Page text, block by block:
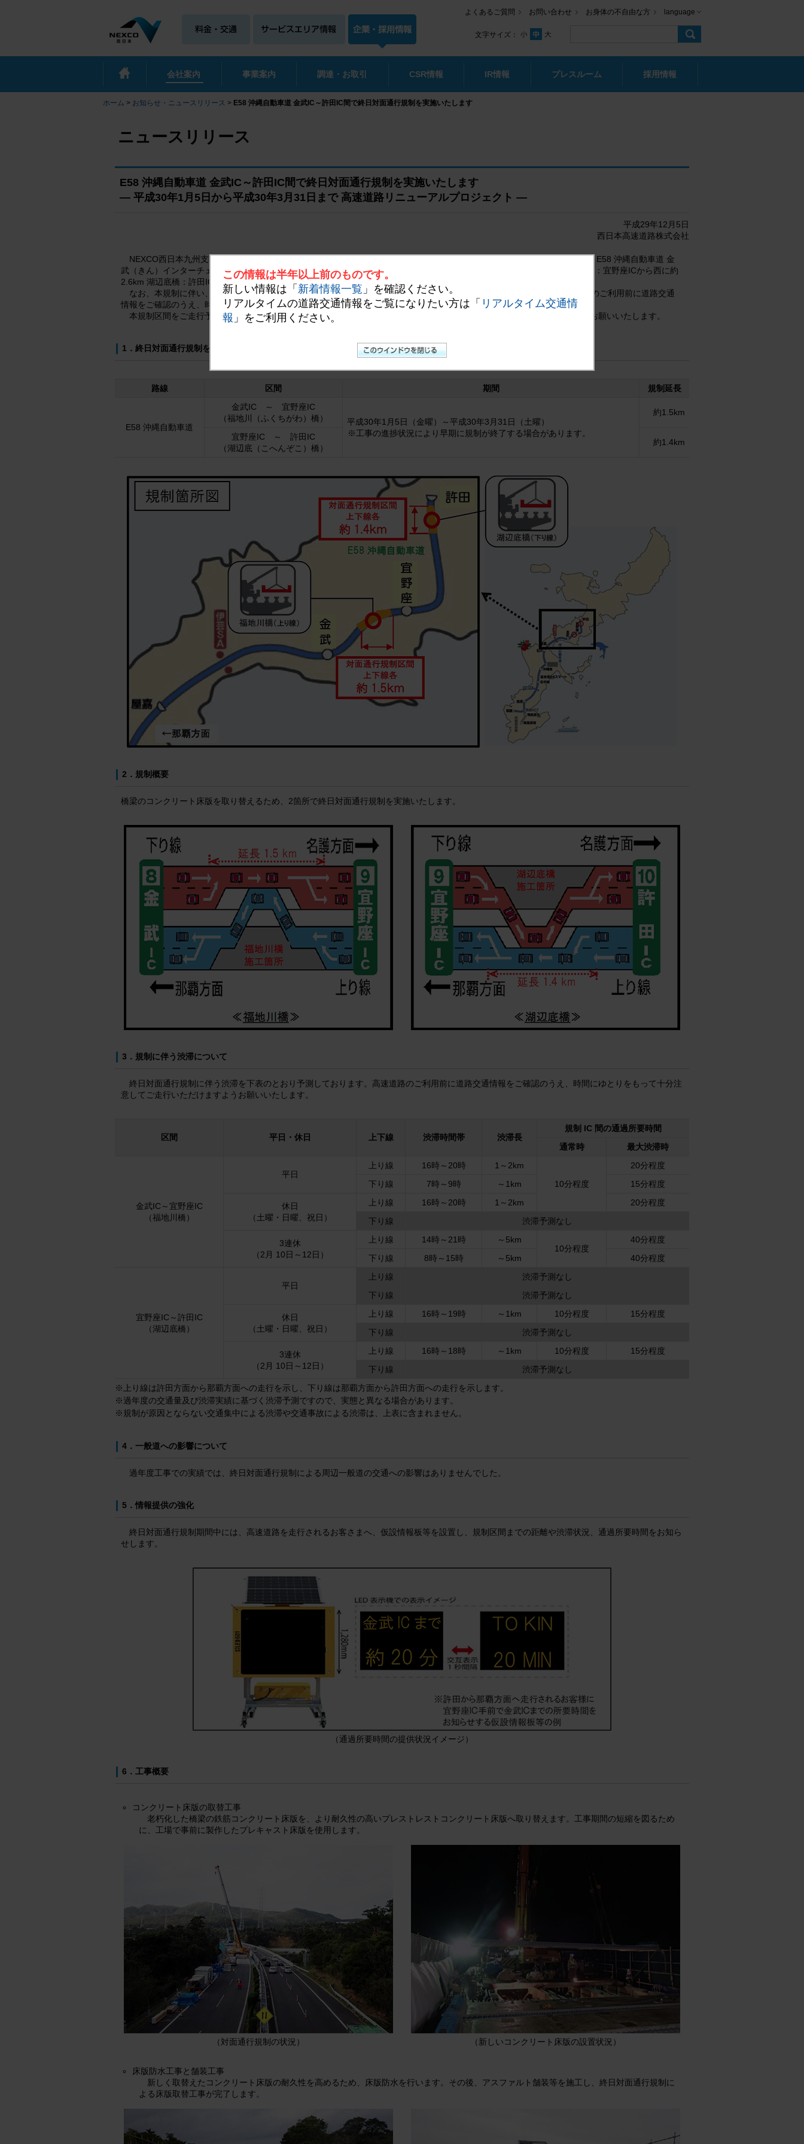
よくあるご質問 お問い合わせ お身体の不自由な方 language
文字サイズ：
会社案内 事業案内 調達・お取引 CSR情報 IR情報 プレスルーム 採用情報
ホーム > お知らせ・ニュースリリース > E58 沖縄自動車道 金武IC～許田IC間で終日対面通行規制を実施いたします
ニュースリリース
E58 沖縄自動車道 金武IC～許田IC間で終日対面通行規制を実施いたします
― 平成30年1月5日から平成30年3月31日まで 高速道路リニューアルプロジェクト ―
この情報は半年以上前のものです。
新しい情報は「 新着情報一覧 」を確認ください。
リアルタイムの道路交通情報をご覧になりたい方は「 リアルタイム交通情
報 」をご利用ください。
平成29年12月5日
西日本高速道路株式会社
NEXCO西日本九州支社（福岡市博多区、支社長：廣畑 浩司）は、
（※）の一環として、E58 沖縄自動車道 金
武（きん）インターチェンジ（IC）～宜野座（ぎのざ）IC間及び宜野座IC～許田（きょだ）IC間にある2箇所の橋梁（福地川橋：宜野座ICから西に約
2.6km 湖辺底橋：許田ICから南に約0.5km）で、コンクリート床版取替工事のための終日対面通行規制を実施いたします。
なお、本規制に伴い、金武IC～宜野座ICにおいて、朝夕の通勤時間帯や2月の3連休に渋滞の発生が予想されます。高速道路のご利用前に道路交通
情報をご確認のうえ、時間にゆとりをもって十分注意してご走行いただけますようお願いいたします。
本規制区間をご走行予定のお客さま及び沿道にお住まいの皆さまにはご不便・ご迷惑をおかけしますが、ご理解・ご協力をお願いいたします。
1．終日対面通行規制を実施する区間及び期間
路線 区間 期間 規制延長
E58 沖縄自動車道
金武IC ～ 宜野座IC
（福地川（ふくちがわ）橋）
平成30年1月5日（金曜）～平成30年3月31日（土曜）
※工事の進捗状況により早期に規制が終了する場合があります。
約1.5km
宜野座IC ～ 許田IC
（湖辺底（こへんぞこ）橋）
約1.4km
2．規制概要
橋梁のコンクリート床版を取り替えるため、2箇所で終日対面通行規制を実施いたします。
3．規制に伴う渋滞について
終日対面通行規制に伴う渋滞を下表のとおり予測しております。高速道路のご利用前に道路交通情報をご確認のうえ、時間にゆとりをもって十分注
意してご走行いただけますようお願いいたします。
区間 平日・休日 上下線 渋滞時間帯 渋滞長
規制 IC 間の通過所要時間
通常時
最大渋滞時
金武IC～宜野座IC
（福地川橋）
平日
上り線 16時～20時
1～2km
10分程度
20分程度
下り線
7時～9時 ～1km 15分程度
休日
（土曜・日曜、祝日）
上り線 16時～20時 1～2km
20分程度
下り線
渋滞予測なし
3連休
（2月 10日～12日）
上り線 14時～21時
～5km
10分程度
40分程度
下り線
8時～15時 ～5km 40分程度
宜野座IC～許田IC
（湖辺底橋）
平日
上り線
渋滞予測なし
下り線
渋滞予測なし
休日
（土曜・日曜、祝日）
上り線 16時～19時 ～1km 10分程度
15分程度
下り線
渋滞予測なし
3連休
（2月 10日～12日）
上り線 16時～18時 ～1km 10分程度
15分程度
下り線
渋滞予測なし
※
上り線は許田方面から那覇方面への走行を示し、下り線は那覇方面から許田方面への走行を示します。
※過年度の交通量及び渋滞実績に基づく渋滞予測ですので、実態と異なる場合があります。
※規制が原因とならない交通集中による渋滞や交通事故による渋滞は、上表に含まれません。
4．一般道への影響について
過年度工事での実績では、終日対面通行規制による周辺一般道の交通への影響はありませんでした。
5．情報提供の強化
終日対面通行規制期間中には、高速道路を走行されるお客さまへ、仮設情報板等を設置し、規制区間までの距離や渋滞状況、通過所要時間をお知ら
せします。
（通過所要時間の提供状況イメージ）
6．工事概要
コンクリート床版の取替工事
老朽化した橋梁の鉄筋コンクリート床版を、より耐久性の高いプレストレストコンクリート床版へ取り替えます。工事期間の短縮を図るため
に、工場で事前に製作したプレキャスト床版を使用します。
（対面通行規制の状況） （新しいコンクリート床版の設置状況）
床版防水工事と舗装工事
新しく取替えたコンクリート床版の耐久性を高めるため、床版防水を行います。その後、アスファルト舗装等を施工し、終日対面通行規制に
よる床版取替工事が完了します。